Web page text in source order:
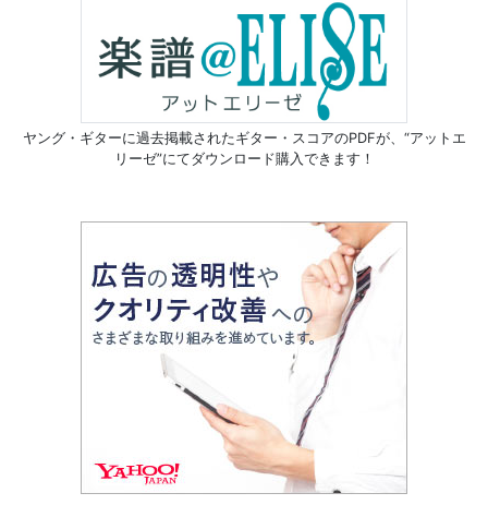
ヤング・ギターに過去掲載されたギター・スコアのPDFが、 “アットエ
リーゼ”にてダウンロード購入できます！